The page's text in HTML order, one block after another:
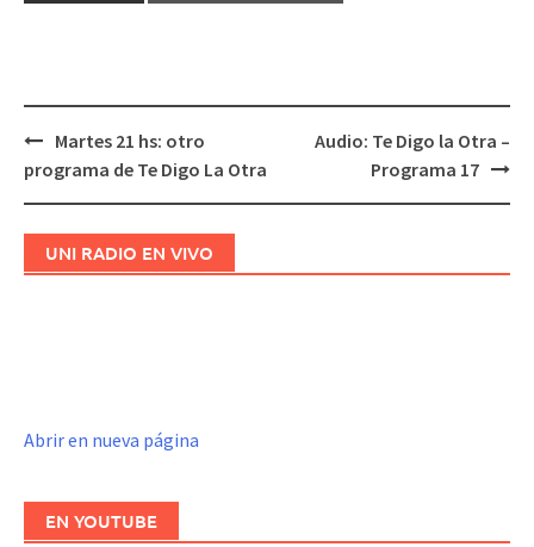
Navegación
de
Martes 21 hs: otro
programa de Te Digo La Otra
Audio: Te Digo la Otra –
Programa 17
UNI RADIO EN VIVO
Abrir en nueva página
EN YOUTUBE